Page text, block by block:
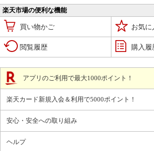
楽天市場の便利な機能
買い物かご お気に
閲覧履歴 購入履
アプリのご利用で最大1000ポイント！
楽天カード新規入会＆利用で5000ポイント！
安心・安全への取り組み
ヘルプ